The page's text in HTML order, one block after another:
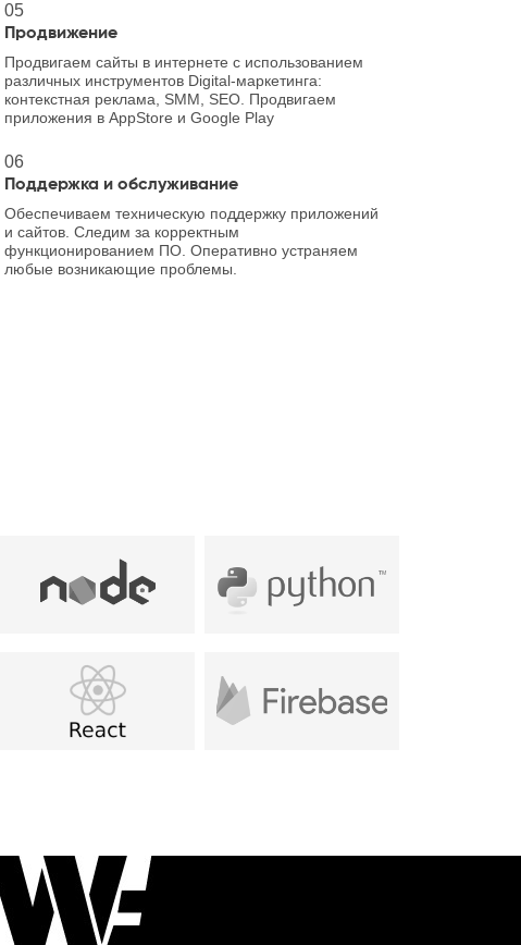
05
Продвижение
Продвигаем сайты в интернете с использованием
различных инструментов Digital-маркетинга:
контекстная реклама, SMM, SEO. Продвигаем
приложения в AppStore и Google Play
06
Поддержка и обслуживание
Обеспечиваем техническую поддержку приложений
и сайтов. Следим за корректным
функционированием ПО. Оперативно устраняем
любые возникающие проблемы.